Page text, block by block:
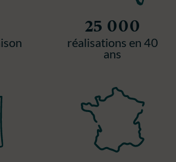
25 000
réalisations en 40
ans